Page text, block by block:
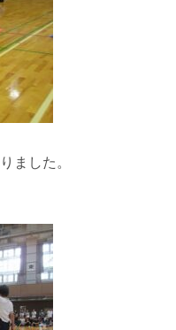
ました。